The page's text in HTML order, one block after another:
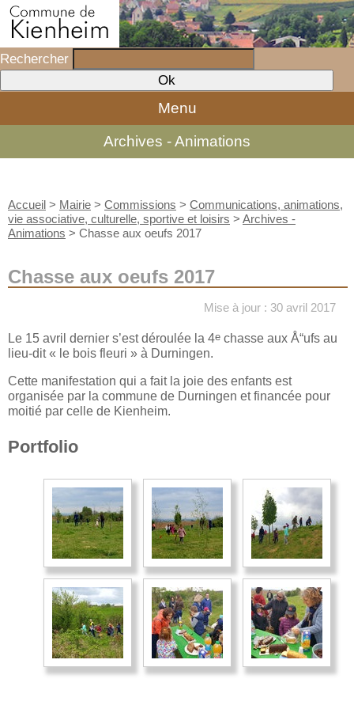
Rechercher
Menu
Archives - Animations
Accueil > Mairie > Commissions > Communications, animations,
vie associative, culturelle, sportive et loisirs > Archives -
Animations > Chasse aux oeufs 2017
Chasse aux oeufs 2017
Mise à jour : 30 avril 2017
Le 15 avril dernier s’est déroulée la 4e chasse aux Å“ufs au
lieu-dit « le bois fleuri » à Durningen.
Cette manifestation qui a fait la joie des enfants est
organisée par la commune de Durningen et financée pour
moitié par celle de Kienheim.
Portfolio